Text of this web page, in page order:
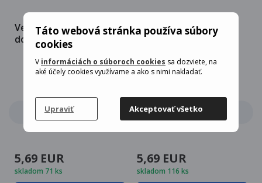
Táto webová stránka používa súbory
cookies
V informáciách o súboroch cookies sa dozviete, na
aké účely cookies využívame a ako s nimi nakladať.
Upraviť Akceptovať všetko
Verk 24440 Dámsky
dobíjací zastrihávač
chĺpkov a obočia, ružová
5,69 EUR
skladom 71 ks
Verk 24440 Dámsky
dobíjací zastrihávač
5,69 EUR
skladom 116 ks